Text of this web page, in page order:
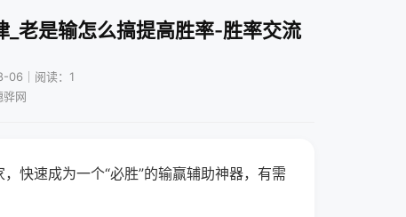
老是输怎么搞提高胜率-胜率交流
06｜阅读：1
骅网
快速成为一个“必胜”的输赢辅助神器，有需